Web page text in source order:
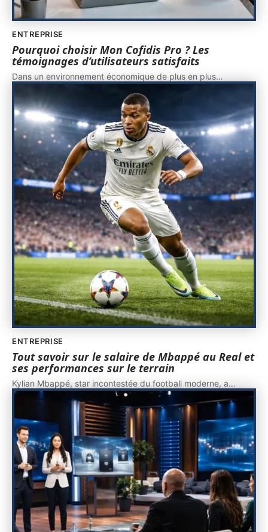
ENTREPRISE
Pourquoi choisir Mon Cofidis Pro ? Les
témoignages d’utilisateurs satisfaits
Dans un environnement économique de plus en plus…
ENTREPRISE
Tout savoir sur le salaire de Mbappé au Real et
ses performances sur le terrain
Kylian Mbappé, star incontestée du football moderne, a…